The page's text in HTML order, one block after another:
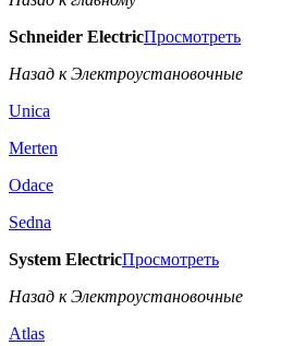
Schneider ElectricПросмотреть
Назад к Электроустановочные
Unica
Merten
Odace
Sedna
System ElectricПросмотреть
Назад к Электроустановочные
Atlas